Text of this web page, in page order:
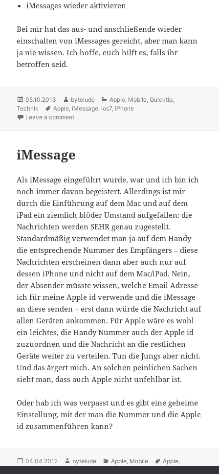
iMessages wieder aktivieren
Bei mir hat das aus- und anschließende wieder
einschalten von iMessages gereicht, aber man kann
ja nie wissen. Ich hoffe, euch hilft es, falls ihr
betroffen seid.
Posted
on
05.10.2013 Author
bytelude Categories
Apple Mobile ,Quicktip
Technik
Tags
Apple iMessage ios7 iPhone
Leave a comment
iMessage
Als iMessage eingeführt wurde, war und ich bin ich
noch immer davon begeistert. Allerdings ist mir
durch die Einführung auf dem Mac und auf dem
iPad ein ziemlich blöder Umstand aufgefallen: die
Nachrichten werden SEHR genau zugestellt.
Standardmäßig verwendet man ja auf dem Handy
die entsprechende Nummer des Empfängers – diese
Nachrichten erscheinen dann aber auch nur auf
dessen iPhone und nicht auf dem Mac/iPad. Nein,
der Absender müsste wissen, welche Email Adresse
ich für meine Apple id verwende und die iMessage
an diese senden – erst dann würde die Nachricht auf
allen Geräten ankommen. Für Apple wäre es wohl
ein leichtes, die Handy Nummer auch der Apple id
zuzuordnen und die Nachricht an die restlichen
Geräte weiter zu verteilen. Tun die Jungs aber nicht.
Und das ärgert mich. An solchen peinlichen Sachen
sieht man, dass auch Apple nicht unfehlbar ist.
Oder hab ich was verpasst und es gibt eine geheime
Einstellung, mit der man die Nummer und die Apple
id zusammenführen kann?
Posted
04.04.2012 Author
bytelude Categories
Apple, Mobile Tags
Apple,